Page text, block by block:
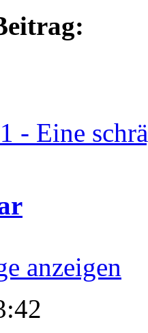
- Eine
anzeigen